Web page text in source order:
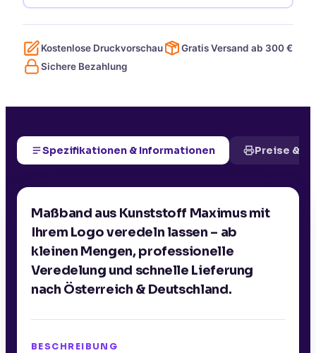
Kostenlose Druckvorschau Gratis Versand ab 300€
Sichere Bezahlung
Spezifikationen & Informationen Preise &
Maßband aus Kunststoff Maximus mit
Ihrem Logo veredeln lassen – ab
kleinen Mengen, professionelle
Veredelung und schnelle Lieferung
nach Österreich & Deutschland.
BESCHREIBUNG